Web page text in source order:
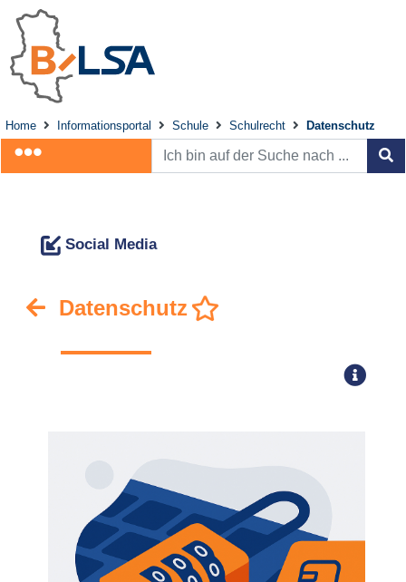
Home Informationsportal Schule Schulrecht Datenschutz
Social Media
Datenschutz